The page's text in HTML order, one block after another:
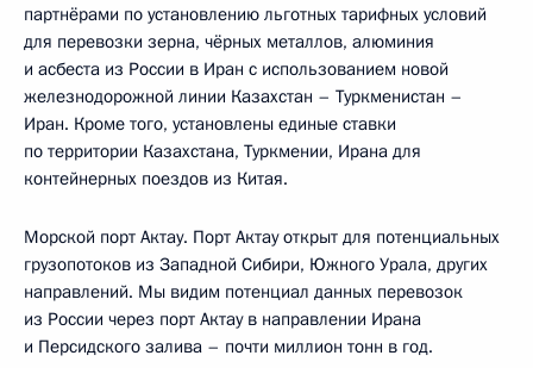
партнёрами по установлению льготных тарифных условий
для перевозки зерна, чёрных металлов, алюминия
и асбеста из России в Иран с использованием новой
железнодорожной линии Казахстан – Туркменистан –
Иран. Кроме того, установлены единые ставки
по территории Казахстана, Туркмении, Ирана для
контейнерных поездов из Китая.
Морской порт Актау. Порт Актау открыт для потенциальных
грузопотоков из Западной Сибири, Южного Урала, других
направлений. Мы видим потенциал данных перевозок
из России через порт Актау в направлении Ирана
и Персидского залива – почти миллион тонн в год.